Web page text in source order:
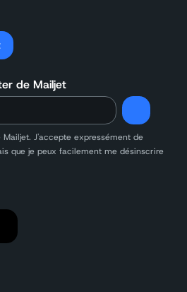
de Mailjet
J'accepte expressément de
que je peux facilement me désinscrire